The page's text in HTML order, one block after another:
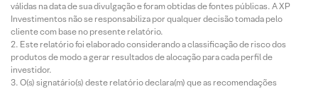
válidas na data de sua divulgação e foram obtidas de fontes públicas. A XP
Investimentos não se responsabiliza por qualquer decisão tomada pelo
cliente com base no presente relatório.
Este relatório foi elaborado considerando a classificação de risco dos
produtos de modo a gerar resultados de alocação para cada perfil de
investidor.
O(s) signatário(s) deste relatório declara(m) que as recomendações